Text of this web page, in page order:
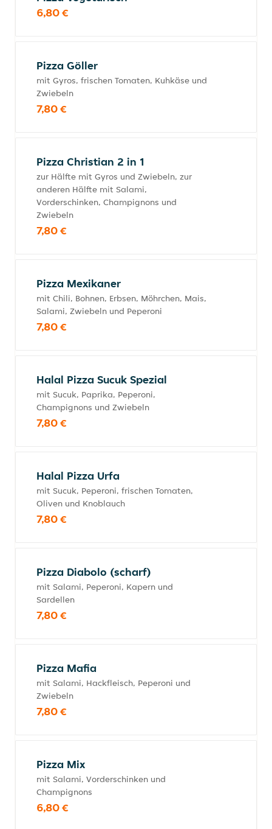
6,80 €
Pizza Göller
mit Gyros, frischen Tomaten, Kuhkäse und
Zwiebeln
7,80 €
Pizza Christian 2 in 1
zur Hälfte mit Gyros und Zwiebeln, zur
anderen Hälfte mit Salami,
Vorderschinken, Champignons und
Zwiebeln
7,80 €
Pizza Mexikaner
mit Chili, Bohnen, Erbsen, Möhrchen, Mais,
Salami, Zwiebeln und Peperoni
7,80 €
Halal Pizza Sucuk Spezial
mit Sucuk, Paprika, Peperoni,
Champignons und Zwiebeln
7,80 €
Halal Pizza Urfa
mit Sucuk, Peperoni, frischen Tomaten,
Oliven und Knoblauch
7,80 €
Pizza Diabolo (scharf)
mit Salami, Peperoni, Kapern und
Sardellen
7,80 €
Pizza Mafia
mit Salami, Hackfleisch, Peperoni und
Zwiebeln
7,80 €
Pizza Mix
mit Salami, Vorderschinken und
Champignons
6,80 €